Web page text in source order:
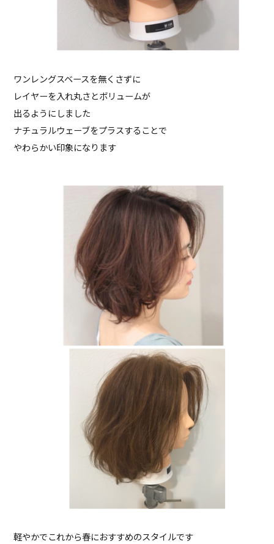
ワンレングスベースを無くさずに
レイヤーを入れ丸さとボリュームが
出るようにしました
ナチュラルウェーブをプラスすることで
やわらかい印象になります
軽やかでこれから春におすすめのスタイルです